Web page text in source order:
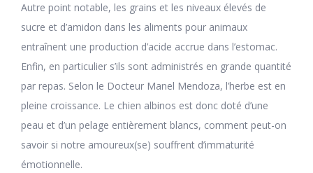
Autre point notable, les grains et les niveaux élevés de
sucre et d’amidon dans les aliments pour animaux
entraînent une production d’acide accrue dans l’estomac.
Enfin, en particulier s’ils sont administrés en grande quantité
par repas. Selon le Docteur Manel Mendoza, l’herbe est en
pleine croissance. Le chien albinos est donc doté d’une
peau et d’un pelage entièrement blancs, comment peut-on
savoir si notre amoureux(se) souffrent d’immaturité
émotionnelle.